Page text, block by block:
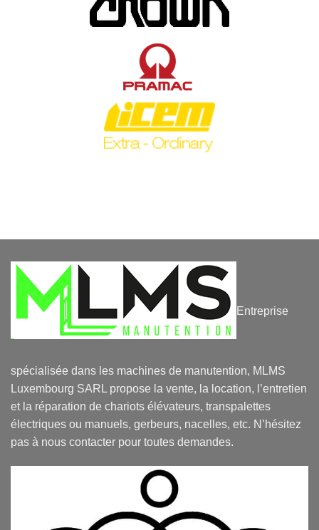
Entreprise
spécialisée dans les machines de manutention, MLMS
Luxembourg SARL propose la vente, la location, l’entretien
et la réparation de chariots élévateurs, transpalettes
électriques ou manuels, gerbeurs, nacelles, etc. N’hésitez
pas à nous contacter pour toutes demandes.